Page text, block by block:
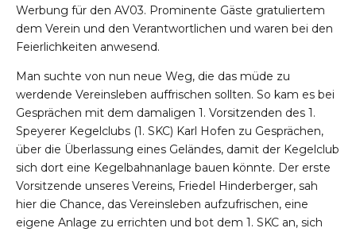
Werbung für den AV03. Prominente Gäste gratuliertem
dem Verein und den Verantwortlichen und waren bei den
Feierlichkeiten anwesend.
Man suchte von nun neue Weg, die das müde zu
werdende Vereinsleben auffrischen sollten. So kam es bei
Gesprächen mit dem damaligen 1. Vorsitzenden des 1.
Speyerer Kegelclubs (1. SKC) Karl Hofen zu Gesprächen,
über die Überlassung eines Geländes, damit der Kegelclub
sich dort eine Kegelbahnanlage bauen könnte. Der erste
Vorsitzende unseres Vereins, Friedel Hinderberger, sah
hier die Chance, das Vereinsleben aufzufrischen, eine
eigene Anlage zu errichten und bot dem 1. SKC an, sich